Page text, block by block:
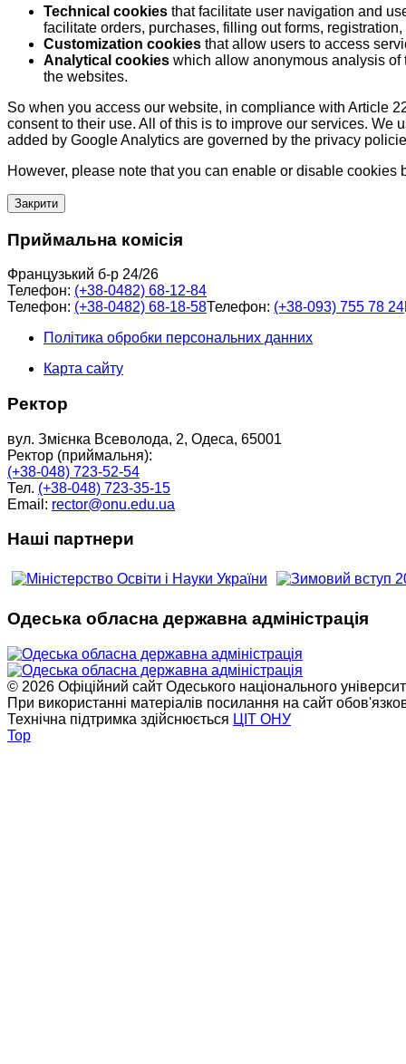
Technical cookies that facilitate user navigation and
facilitate orders, purchases, filling out forms,
Customization cookies that allow users to access
Analytical cookies which allow anonymous analysis
the websites.
So when you access our website, in compliance with Article
consent to their use. All of this is to improve our services.
added by Google Analytics are governed by the privacy
However, please note that you can enable or disable cookies
Закрити
Приймальна комісія
Французький б-р 24/26
Телефон: (+38-0482) 68-12-84
Телефон: (+38-0482) 68-18-58Телефон: (+38-093) 755 78 24
Політика обробки персональних данних
Карта сайту
Ректор
вул. Змієнка Всеволода, 2, Одеса, 65001
Ректор (приймальня):
(+38-048) 723-52-54
Тел. (+38-048) 723-35-15
Email: rector@onu.edu.ua
Наші партнери
Одеська обласна державна адміністрація
© 2026 Офіційний сайт Одеського національного
При використанні матеріалів посилання на сайт
Технічна підтримка здійснюється ЦІТ ОНУ
Top